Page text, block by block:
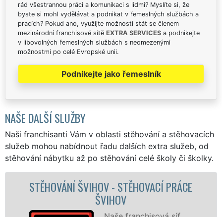
rád všestrannou práci a komunikaci s lidmi? Myslíte si, že
byste si mohl vydělávat a podnikat v řemeslných službách a
pracích? Pokud ano, využijte možnosti stát se členem
mezinárodní franchisové sítě EXTRA SERVICES a podnikejte
v libovolných řemeslných službách s neomezenými
možnostmi po celé Evropské unii.
Podnikejte jako řemeslník
NAŠE DALŠÍ SLUŽBY
Naši franchisanti Vám v oblasti stěhování a stěhovacích
služeb mohou nabídnout řadu dalších extra služeb, od
stěhování nábytku až po stěhování celé školy či školky.
STĚHOVACÍ SLUŽBA ŠVIHOV - STĚHOVACÍ
FIRMA ŠVIHOV